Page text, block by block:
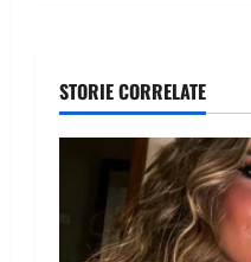
STORIE CORRELATE